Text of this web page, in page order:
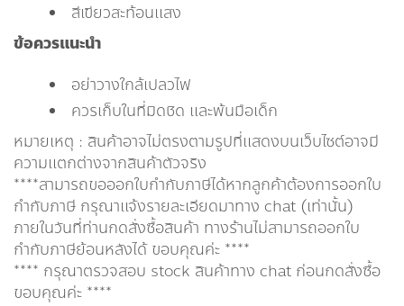
สีเขียวสะท้อนแสง
ข้อควรแนะนำ
อย่าวางใกล้เปลวไฟ
ควรเก็บในที่มิดชิด และพ้นมือเด็ก
หมายเหตุ : สินค้าอาจไม่ตรงตามรูปที่แสดงบนเว็บไซต์อาจมี
ความแตกต่างจากสินค้าตัวจริง
****สามารถขอออกใบกำกับภาษีได้หากลูกค้าต้องการออกใบ
กำกับภาษี กรุณาเเจ้งรายละเอียดมาทาง chat (เท่านั้น)
ภายในวันที่ท่านกดสั่งซื้อสินค้า ทางร้านไม่สามารถออกใบ
กำกับภาษีย้อนหลังได้ ขอบคุณค่ะ ****
**** กรุณาตรวจสอบ stock สินค้าทาง chat ก่อนกดสั่งซื้อ
ขอบคุณค่ะ ****